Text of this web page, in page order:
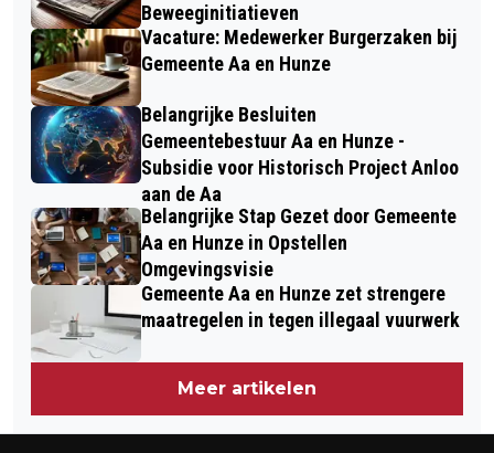
Beweeginitiatieven
Vacature: Medewerker Burgerzaken bij
Gemeente Aa en Hunze
Belangrijke Besluiten
Gemeentebestuur Aa en Hunze -
Subsidie voor Historisch Project Anloo
aan de Aa
Belangrijke Stap Gezet door Gemeente
Aa en Hunze in Opstellen
Omgevingsvisie
Gemeente Aa en Hunze zet strengere
maatregelen in tegen illegaal vuurwerk
Meer artikelen